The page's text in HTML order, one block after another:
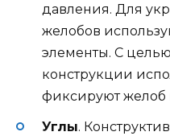
давления. Для
желобов
элементы. С
конструкции
фиксируют желоб
Углы.